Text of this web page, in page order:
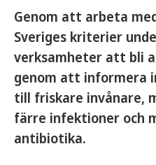
Genom att arbeta
Sveriges kriterier
verksamheter att bli
genom att informera
till friskare invånare,
färre infektioner och
antibiotika.